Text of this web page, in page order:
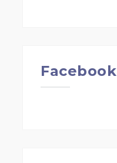
Facebook